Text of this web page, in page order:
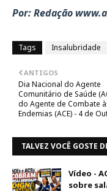
Por: Redação
Tags Insalubridade
ANTIGOS
Dia Nacional do Agente
Comunitário de Saúde
do Agente de Combate
Endemias (ACE) - 4 de
TALVEZ VOCÊ GOSTE
Vídeo -
sobre